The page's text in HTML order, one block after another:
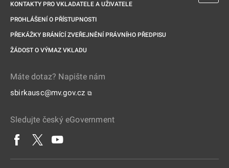
KONTAKTY PRO VKLADATELE A UŽIVATELE
PROHLÁŠENÍ O PŘÍSTUPNOSTI
PŘEKÁŽKY BRÁNÍCÍ ZVEŘEJNĚNÍ PRÁVNÍHO PŘEDPISU
ŽÁDOST O VÝMAZ VKLADU
Máte dotaz? Napište nám
sbirkausc@mv.gov.cz ⧉
Sledujte český eGovernment